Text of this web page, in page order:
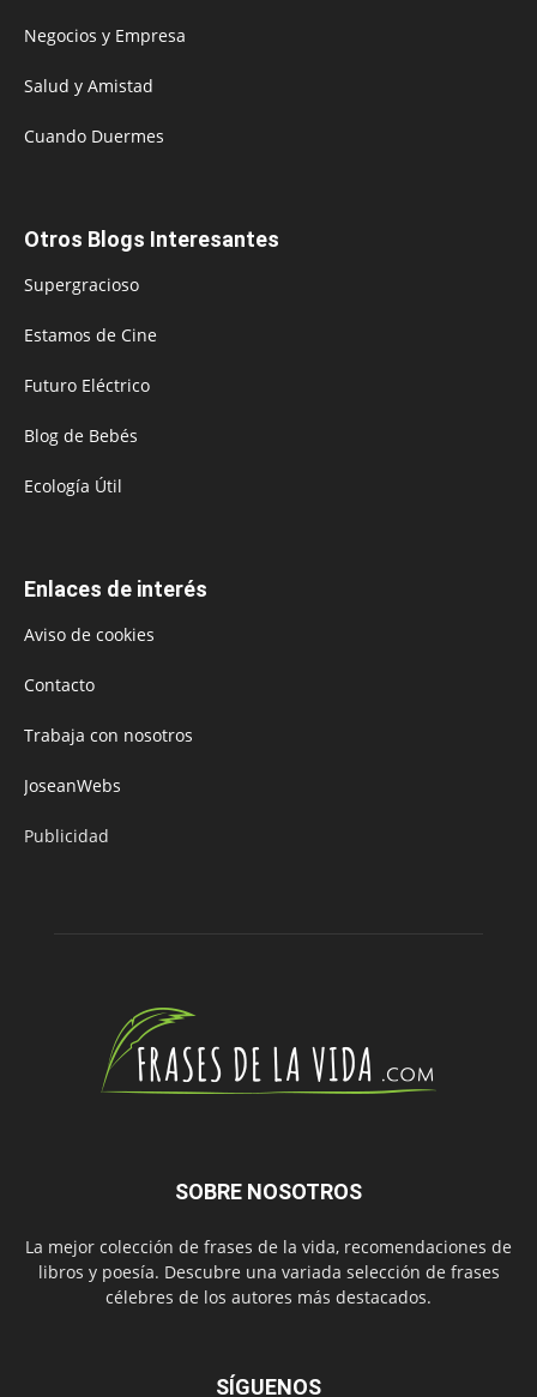
Negocios y Empresa
Salud y Amistad
Cuando Duermes
Otros Blogs Interesantes
Supergracioso
Estamos de Cine
Futuro Eléctrico
Blog de Bebés
Ecología Útil
Enlaces de interés
Aviso de cookies
Contacto
Trabaja con nosotros
JoseanWebs
Publicidad
SOBRE NOSOTROS
La mejor colección de frases de la vida, recomendaciones de
libros y poesía. Descubre una variada selección de frases
célebres de los autores más destacados.
SÍGUENOS